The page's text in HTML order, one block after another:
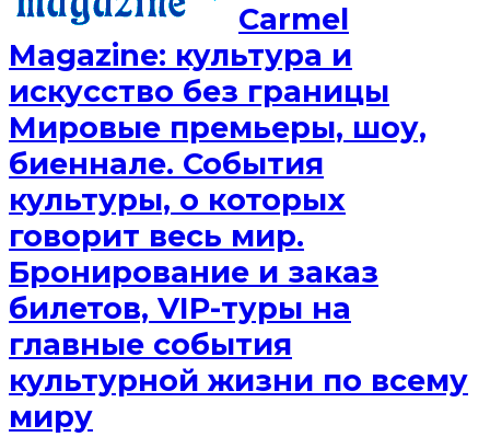
Сarmel
Magazine: культура и
искусство без границы
Мировые премьеры, шоу,
биеннале. События
культуры, о которых
говорит весь мир.
Бронирование и заказ
билетов, VIP-туры на
главные события
культурной жизни по всему
миру